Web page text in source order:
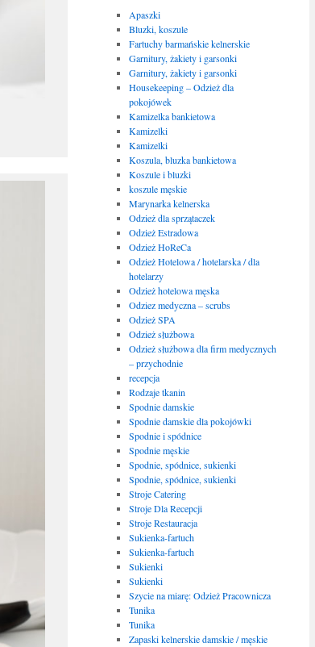
Apaszki
Bluzki, koszule
Fartuchy barmańskie kelnerskie
Garnitury, żakiety i garsonki
Garnitury, żakiety i garsonki
Housekeeping – Odzież dla
pokojówek
Kamizelka bankietowa
Kamizelki
Kamizelki
Koszula, bluzka bankietowa
Koszule i bluzki
koszule męskie
Marynarka kelnerska
Odzież dla sprzątaczek
Odzież Estradowa
Odzież HoReCa
Odzież Hotelowa / hotelarska / dla
hotelarzy
Odzież hotelowa męska
Odziez medyczna – scrubs
Odzież SPA
Odzież służbowa
Odzież służbowa dla firm medycznych
– przychodnie
recepcja
Rodzaje tkanin
Spodnie damskie
Spodnie damskie dla pokojówki
Spodnie i spódnice
Spodnie męskie
Spodnie, spódnice, sukienki
Spodnie, spódnice, sukienki
Stroje Catering
Stroje Dla Recepcji
Stroje Restauracja
Sukienka-fartuch
Sukienka-fartuch
Sukienki
Sukienki
Szycie na miarę: Odzież Pracownicza
Tunika
Tunika
Zapaski kelnerskie damskie / męskie